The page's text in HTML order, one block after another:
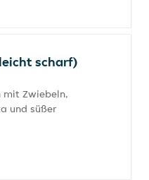
scharf)
mit Zwiebeln,
und süßer